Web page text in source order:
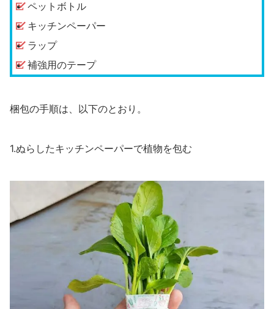
ペットボトル
キッチンペーパー
ラップ
補強用のテープ
梱包の手順は、以下のとおり。
1.ぬらしたキッチンペーパーで植物を包む